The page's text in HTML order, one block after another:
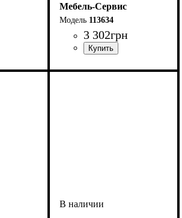
Мебель-Сервис
113634
3 302грн